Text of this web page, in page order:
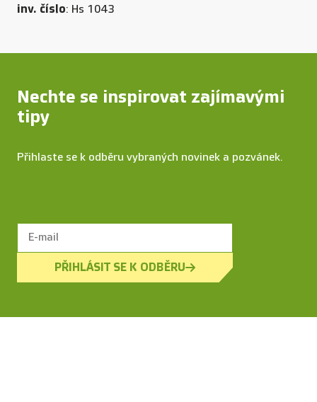
inv. číslo: Hs 1043
Nechte se inspirovat zajímavými
tipy
Přihlaste se k odběru vybraných novinek a pozvánek.
PŘIHLÁSIT SE K ODBĚRU